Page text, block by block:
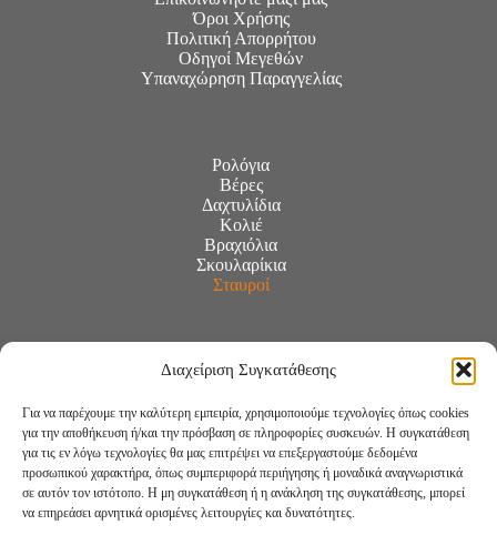
Διαχείριση Συγκατάθεσης
Για να παρέχουμε την καλύτερη εμπειρία, χρησιμοποιούμε τεχνολογίες όπως cookies
για την αποθήκευση ή/και την πρόσβαση σε πληροφορίες συσκευών. Η συγκατάθεση
για τις εν λόγω τεχνολογίες θα μας επιτρέψει να επεξεργαστούμε δεδομένα
προσωπικού χαρακτήρα, όπως συμπεριφορά περιήγησης ή μοναδικά αναγνωριστικά
σε αυτόν τον ιστότοπο. Η μη συγκατάθεση ή η ανάκληση της συγκατάθεσης, μπορεί
να επηρεάσει αρνητικά ορισμένες λειτουργίες και δυνατότητες.
Όροι Χρήσης
Πολιτική Απορρήτου
Οδηγοί Μεγεθών
Υπαναχώρηση Παραγγελίας
Ρολόγια
Βέρες
Δαχτυλίδια
Κολιέ
Βραχιόλια
Σκουλαρίκια
Σταυροί